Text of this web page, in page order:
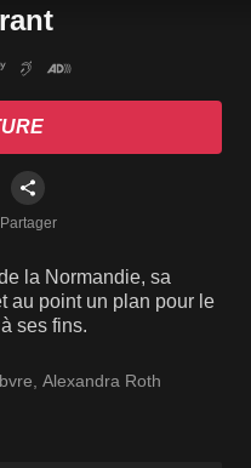
Partager
la Normandie, sa
au point un plan pour le
ses fins.
, Alexandra Roth